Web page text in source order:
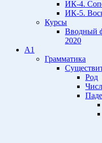
ИК-4.
ИК-5.
Курсы
Вводный
2020
A1
Грамматика
Род